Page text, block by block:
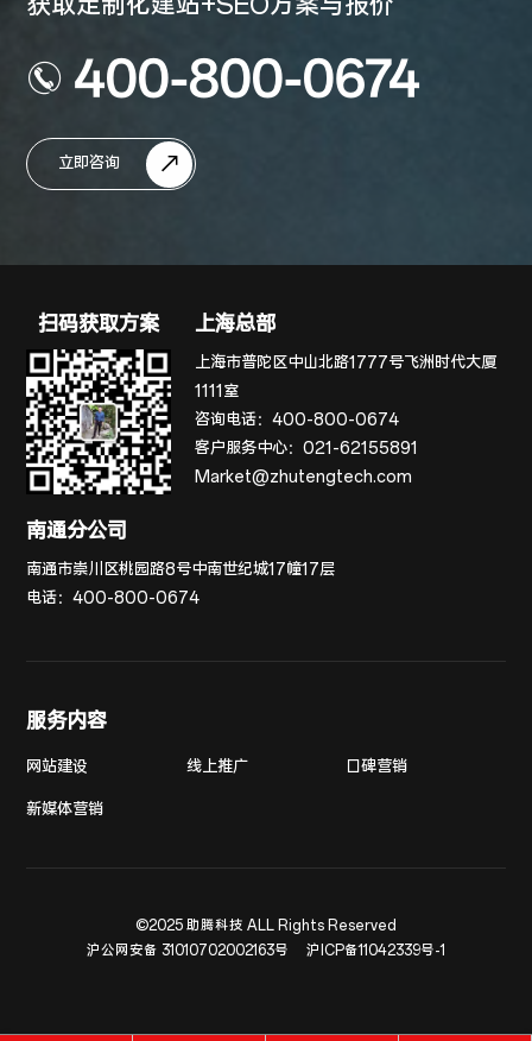
400-800-0674
立即咨询
扫码获取方案 上海总部
上海市普陀区中山北路1777号飞洲时代大厦
1111室
咨询电话：400-800-0674
客户服务中心：021-62155891
Market@zhutengtech.com
南通分公司
南通市崇川区桃园路8号中南世纪城17幢17层
电话：400-800-0674
服务内容
网站建设 线上推广 口碑营销
新媒体营销
©2025 助腾科技 ALL Rights Reserved
沪公网安备 31010702002163号
沪ICP备11042339号-1